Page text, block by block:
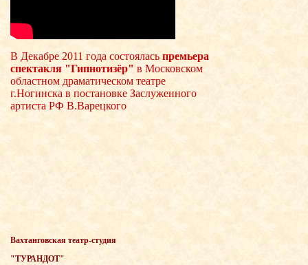
В Декабре 2011 года состоялась премьера
спектакля "Гипнотизёр" в Московском
областном драматическом театре
г.Ногинска в постановке Заслуженного
артиста РФ В.Варецкого
Вахтанговская театр-студия
"ТУРАНДОТ"